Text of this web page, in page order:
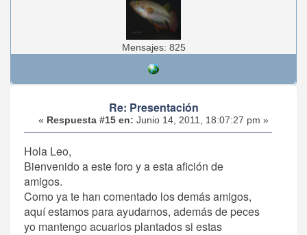
Mensajes: 825
Re: Presentación
« Respuesta #15 en: Junio 14, 2011, 18:07:27 pm »
Hola Leo,
Bienvenido a este foro y a esta afición de
amigos.
Como ya te han comentado los demás amigos,
aquí estamos para ayudarnos, además de peces
yo mantengo acuarios plantados si estas